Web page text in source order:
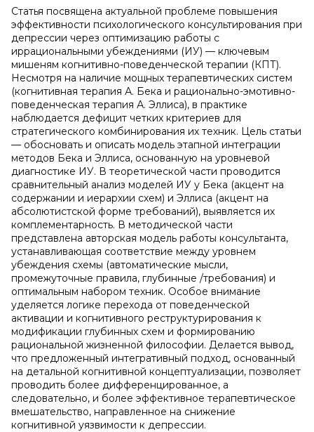
Статья посвящена актуальной проблеме повышения
эффективности психологического консультирования при
депрессии через оптимизацию работы с
иррациональными убеждениями (ИУ) — ключевым
мишеням когнитивно-поведенческой терапии (КПТ).
Несмотря на наличие мощных терапевтических систем
(когнитивная терапия А. Бека и рационально-эмотивно-
поведенческая терапия А. Эллиса), в практике
наблюдается дефицит четких критериев для
стратегического комбинирования их техник. Цель статьи
— обосновать и описать модель этапной интеграции
методов Бека и Эллиса, основанную на уровневой
диагностике ИУ. В теоретической части проводится
сравнительный анализ моделей ИУ у Бека (акцент на
содержании и иерархии схем) и Эллиса (акцент на
абсолютистской форме требований), выявляется их
комплементарность. В методической части
представлена авторская модель работы консультанта,
устанавливающая соответствие между уровнем
убеждения схемы (автоматические мысли,
промежуточные правила, глубинные /требования) и
оптимальным набором техник. Особое внимание
уделяется логике перехода от поведенческой
активации и когнитивного реструктурирования к
модификации глубинных схем и формированию
рациональной жизненной философии. Делается вывод,
что предложенный интегративный подход, основанный
на детальной когнитивной концептуализации, позволяет
проводить более дифференцированное, а
следовательно, и более эффективное терапевтическое
вмешательство, направленное на снижение
когнитивной уязвимости к депрессии.